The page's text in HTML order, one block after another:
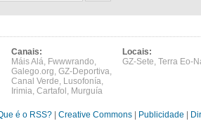
Canais:
Máis Alá, Fwwwrando,
Galego.org, GZ-Deportiva,
Canal Verde, Lusofonía,
Irimia, Cartafol , Murguía
Locais:
GZ-Sete, Terra Eo-
é o RSS? Creative Commons Publicidade